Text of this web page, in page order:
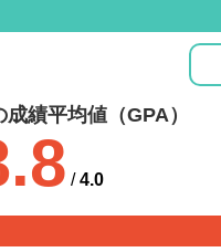
績平均値（GPA）
/4.0